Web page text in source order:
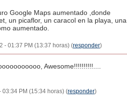
Google Maps aumentado ,donde
un picaflor, un caracol en la playa, una
aumentado.
- 01:37 PM (13:37 horas) (responder)
Awesome!!!!!!!!!!....
03:34 PM (15:34 horas) (responder)